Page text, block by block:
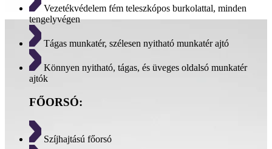
Vezetékvédelem fém teleszkópos burkolattal, minden
tengelyvégen
Tágas munkatér, szélesen nyitható munkatér ajtó
Könnyen nyitható, tágas, és üveges oldalsó munkatér
ajtók
FŐORSÓ:
Szíjhajtású főorsó